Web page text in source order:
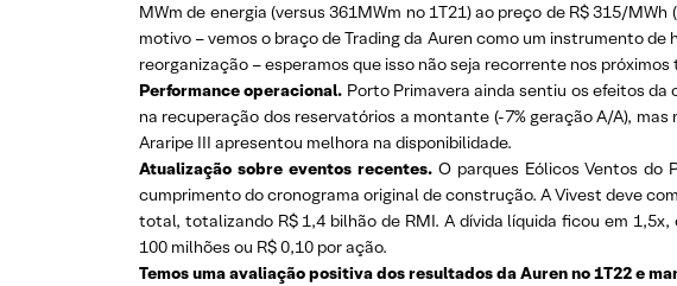
MWm de energia (versus 361MWm no 1T21) ao preço de R$ 315/
motivo – vemos o braço de Trading da Auren como um instrumento
reorganização – esperamos que isso não seja recorrente nos
Performance operacional. Porto Primavera ainda sentiu os efeitos
na recuperação dos reservatórios a montante (-7% geração A/A),
Araripe III apresentou melhora na disponibilidade.
Atualização sobre eventos recentes.O parques Eólicos Ventos do
cumprimento do cronograma original de construção. A Vivest deve
total, totalizando R$ 1,4 bilhão de RMI. A dívida líquida ficou em
100 milhões ou R$ 0,10 por ação.
Temos uma avaliação positiva dos resultados da Auren no 1T22e